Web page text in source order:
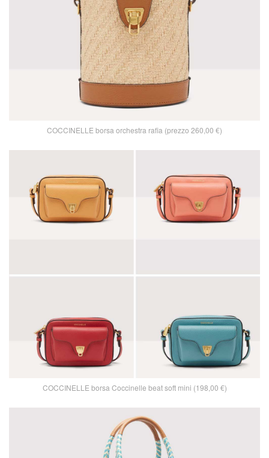
COCCINELLE borsa orchestra rafia (prezzo 260,00 €)
COCCINELLE borsa Coccinelle beat soft mini (198,00 €)